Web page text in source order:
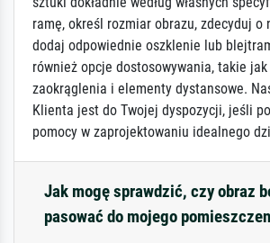
ramę, określ rozmiar obrazu, zdecyduj o
dodaj odpowiednie oszklenie lub
również opcje dostosowywania, takie jak
zaokrąglenia i elementy dystansowe.
Klienta jest do Twojej dyspozycji, jeśli
pomocy w zaprojektowaniu idealnego
Jak mogę sprawdzić, czy obraz
pasować do mojego